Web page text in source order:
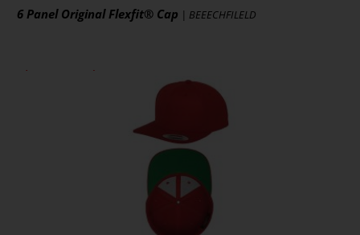
6 Panel Original Flexfit® Cap | BEEECHFILELD
ab 11,24 € *
Artikel ansehen